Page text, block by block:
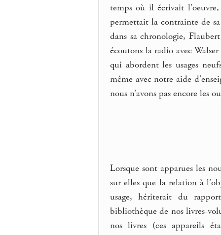
temps où il écrivait
permettait la contrainte de
dans sa chronologie,
écoutons la radio avec
qui abordent les usages
même avec notre aide
nous n’avons pas encore les
Lorsque sont apparues les
sur elles que la relation à
usage, hériterait du
bibliothèque de nos livres-
nos livres (ces appareils